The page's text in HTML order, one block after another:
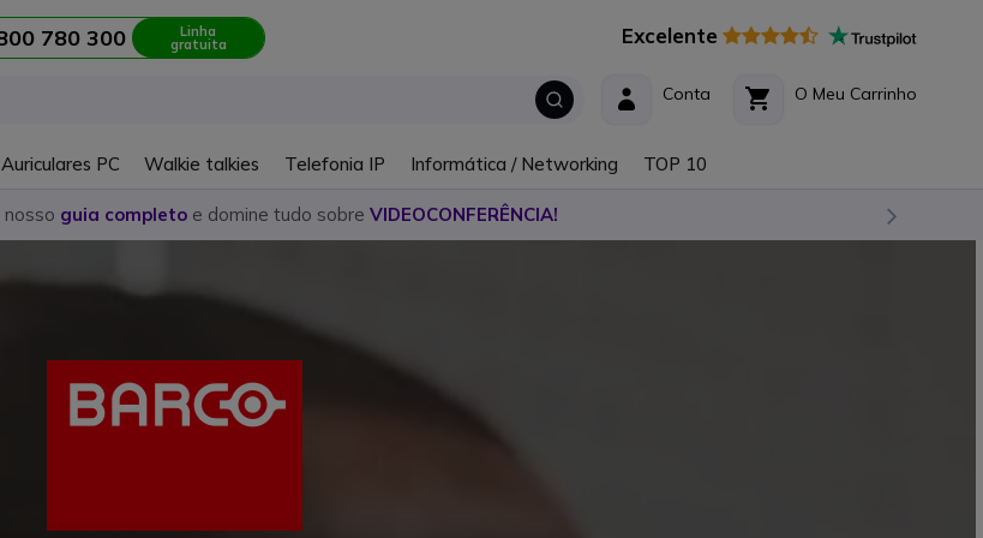
780 300 Linha
gratuita Excelente
O Meu Carrinho
Conta
Auriculares PC Walkie talkies Telefonia IP Informática / Networking TOP 10
nosso guia completo e domine tudo sobre VIDEOCONFERÊNCIA!